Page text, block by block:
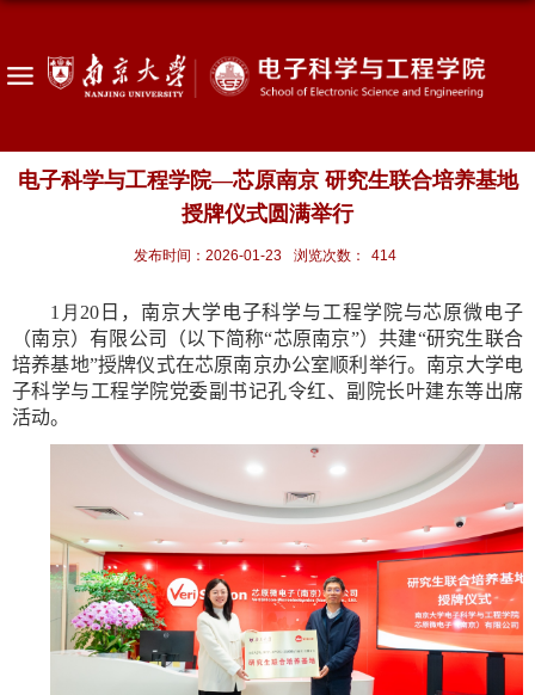
电子科学与工程学院—芯原南京 研究生联合培养基地
授牌仪式圆满举行
发布时间：2026-01-23 浏览次数： 414
1 月20 日，南京大学电子科学与工程学院与芯原微电子
（南京）有限公司（以下简称“芯原南京”）共建“研究生联合
培养基地”授牌仪式在芯原南京办公室顺利举行。南京大学电
子科学与工程学院党委副书记孔令红、副院长叶建东等出席
活动。